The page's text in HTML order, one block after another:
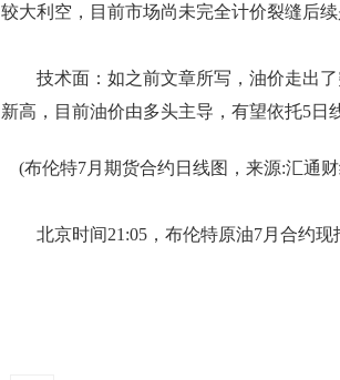
较大利空，目前市场尚未完全计价裂缝后续
技术面：如之前文章所写，油价走出了
新高，目前油价由多头主导，有望依托5日
(布伦特7月期货合约日线图，来源:汇通
北京时间21:05，布伦特原油7月合约现